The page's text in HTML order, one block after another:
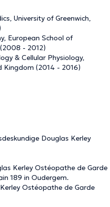
University of Greenwich,
European School of
- 2012)
& Cellular Physiology,
Kingdom (2014 - 2016)
Douglas Kerley
Kerley Ostéopathe de Garde
189 in Oudergem.
Ostéopathe de Garde